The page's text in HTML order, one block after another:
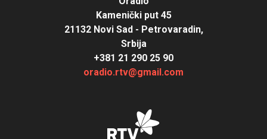
Kamenički put 45
21132 Novi Sad - Petrovaradin,
Srbija
+381 21 290 25 90
oradio.rtv@gmail.com